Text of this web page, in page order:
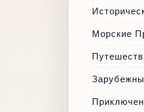
Морские